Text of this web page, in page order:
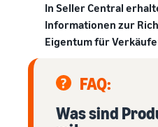
In Seller Central
Informationen zur
Eigentum für
FAQ:
Was sind